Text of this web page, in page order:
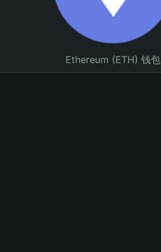
Ethereum (ETH) 钱包